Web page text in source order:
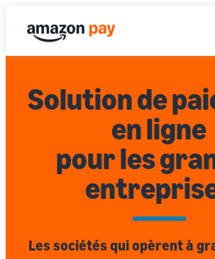
Solution de
en ligne
pour les
Les sociétés qui opèrent à